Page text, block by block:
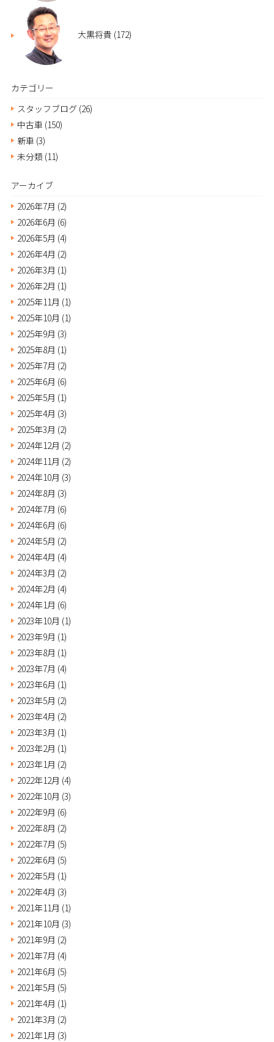
大黒将貴 (172)
カテゴリー
スタッフブログ (26)
中古車 (150)
新車 (3)
未分類 (11)
アーカイブ
2026年7月 (2)
2026年6月 (6)
2026年5月 (4)
2026年4月 (2)
2026年3月 (1)
2026年2月 (1)
2025年11月 (1)
2025年10月 (1)
2025年9月 (3)
2025年8月 (1)
2025年7月 (2)
2025年6月 (6)
2025年5月 (1)
2025年4月 (3)
2025年3月 (2)
2024年12月 (2)
2024年11月 (2)
2024年10月 (3)
2024年8月 (3)
2024年7月 (6)
2024年6月 (6)
2024年5月 (2)
2024年4月 (4)
2024年3月 (2)
2024年2月 (4)
2024年1月 (6)
2023年10月 (1)
2023年9月 (1)
2023年8月 (1)
2023年7月 (4)
2023年6月 (1)
2023年5月 (2)
2023年4月 (2)
2023年3月 (1)
2023年2月 (1)
2023年1月 (2)
2022年12月 (4)
2022年10月 (3)
2022年9月 (6)
2022年8月 (2)
2022年7月 (5)
2022年6月 (5)
2022年5月 (1)
2022年4月 (3)
2021年11月 (1)
2021年10月 (3)
2021年9月 (2)
2021年7月 (4)
2021年6月 (5)
2021年5月 (5)
2021年4月 (1)
2021年3月 (2)
2021年1月 (3)